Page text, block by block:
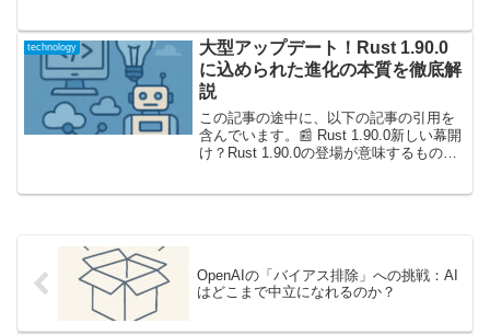
で熱い話題となってい...
technology
大型アップデート！Rust 1.90.0
に込められた進化の本質を徹底解
説
この記事の途中に、以下の記事の引用を
含んでいます。📰 Rust 1.90.0新しい幕開
け？Rust 1.90.0の登場が意味するもの
OpenAIの「バイアス排除」への挑戦：AI
はどこまで中立になれるのか？